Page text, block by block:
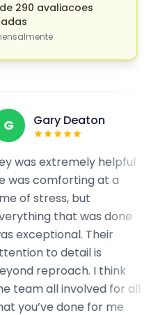
290 avaliacoes
Deaton
helpful
at a
but
was done
Their
is
I think
involved for all
done for me
I
out.